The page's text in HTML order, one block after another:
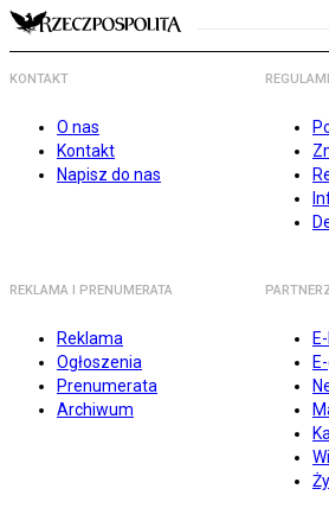
KONTAKT
O nas
Kontakt
Napisz do nas
REKLAMA I PRENUMERATA
Reklama
Ogłoszenia
Prenumerata
Archiwum